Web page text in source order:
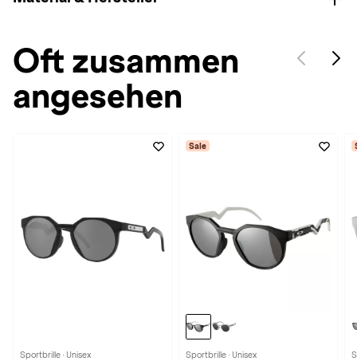
Oft zusammen
angesehen
Sportbrille · Unisex
Sale
Sportbrille · Unisex